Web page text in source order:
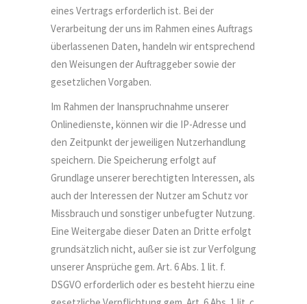
eines Vertrags erforderlich ist. Bei der
Verarbeitung der uns im Rahmen eines Auftrags
überlassenen Daten, handeln wir entsprechend
den Weisungen der Auftraggeber sowie der
gesetzlichen Vorgaben.
Im Rahmen der Inanspruchnahme unserer
Onlinedienste, können wir die IP-Adresse und
den Zeitpunkt der jeweiligen Nutzerhandlung
speichern. Die Speicherung erfolgt auf
Grundlage unserer berechtigten Interessen, als
auch der Interessen der Nutzer am Schutz vor
Missbrauch und sonstiger unbefugter Nutzung.
Eine Weitergabe dieser Daten an Dritte erfolgt
grundsätzlich nicht, außer sie ist zur Verfolgung
unserer Ansprüche gem. Art. 6 Abs. 1 lit. f.
DSGVO erforderlich oder es besteht hierzu eine